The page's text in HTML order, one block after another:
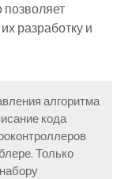
разработку и
алгоритма
кода
. Только